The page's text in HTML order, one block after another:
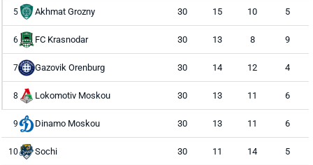
5 Akhmat Grozny 30 15 10 5
6 FC Krasnodar 30 13 8 9
7 Gazovik Orenburg 30 14 12 4
8 Lokomotiv Moskou 30 13 11 6
9 Dinamo Moskou 30 13 11 6
10 Sochi 30 11 14 5